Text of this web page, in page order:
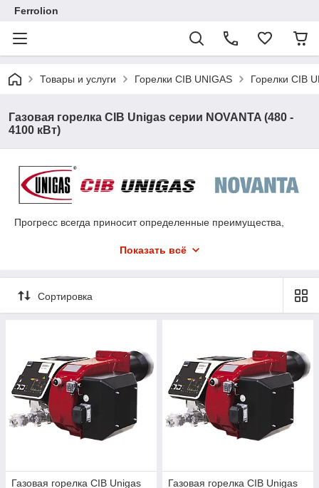
Ferrolion
Товары и услуги Горелки CIB UNIGAS Горелки CIB
Газовая горелка CIB Unigas серии NOVANTA (480 -
4100 кВт)
Прогресс всегда приносит определенные преимущества,
жизни и защита окружающей среды там, где мы живем.
образом, чтобы минимально влиять на окружающую среду и
иметь очень низкие выбросы загрязняющих веществ.
обеспечивают выдающиеся результаты, благодаря чему CIB
Unigas занимает лидирующие позиции среди мировых
производителей. Выбирая нас, вы получаете доступ к
мировому классу горелок, отвечающих современным
требованиям эффективности и экологичности.
Показать всё
Сортировка
Газовая горелка CIB Unigas
Газовая горелка CIB Unigas